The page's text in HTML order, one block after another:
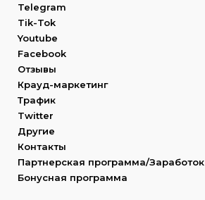
Telegram
Tik-Tok
Youtube
Facebook
Отзывы
Крауд-маркетинг
Трафик
Twitter
Другие
Контакты
Партнерская программа/Заработок
Бонусная программа